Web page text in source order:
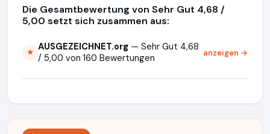
Die Gesamtbewertung von Sehr Gut 4,68 /
5,00 setzt sich zusammen aus:
★ AUSGEZEICHNET.org — Sehr Gut 4,68
/ 5,00 von 160 Bewertungen
anzeigen →